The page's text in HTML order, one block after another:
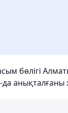
бөлігі
анықталғаны